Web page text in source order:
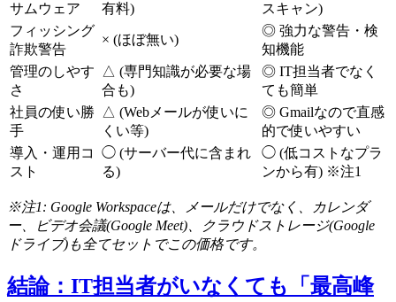
サムウェア
有料)
スキャン)
フィッシング
詐欺警告
× (ほぼ無い)
◎ 強力な警告・検
知機能
管理のしやす
さ
△ (専門知識が必要な場
合も)
◎ IT担当者でなく
ても簡単
社員の使い勝
手
△ (Webメールが使いに
くい等)
◎ Gmailなので直感
的で使いやすい
導入・運用コ
スト
◯ (サーバー代に含まれ
る)
◯ (低コストなプラ
ンから有) ※注1
※注1: Google Workspaceは、メールだけでなく、カレンダ
ー、ビデオ会議(Google Meet)、クラウドストレージ(Google
ドライブ)も全てセットでこの価格です。
結論：IT担当者がいなくても「最高峰